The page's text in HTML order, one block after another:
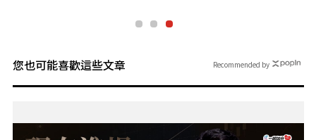
您也可能喜歡這些文章 Recommended by